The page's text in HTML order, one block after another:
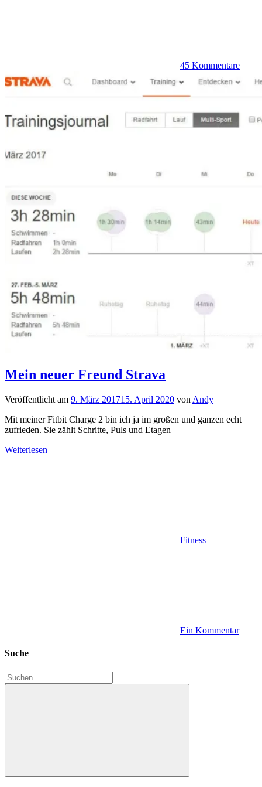
45 Kommentare
Mein neuer Freund Strava
Veröffentlicht am 9. März 201715. April 2020 von Andy
Mit meiner Fitbit Charge 2 bin ich ja im großen und ganzen echt
zufrieden. Sie zählt Schritte, Puls und Etagen
Weiterlesen
Fitness
Ein Kommentar
Suche
Suchen
nach:
Suchen